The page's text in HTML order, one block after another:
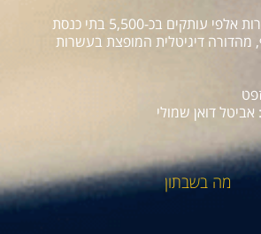
השבועון מופץ בעשרות אלפי עותקים בכ-5,500 בתי כנסת
מהדורה דיגיטלית המופצת בעשרות
: אביטל דואן שמולי
מה בשבתון